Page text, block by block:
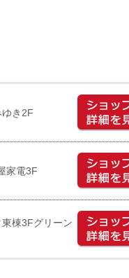
き2F
家電3F
棟3Fグリーン